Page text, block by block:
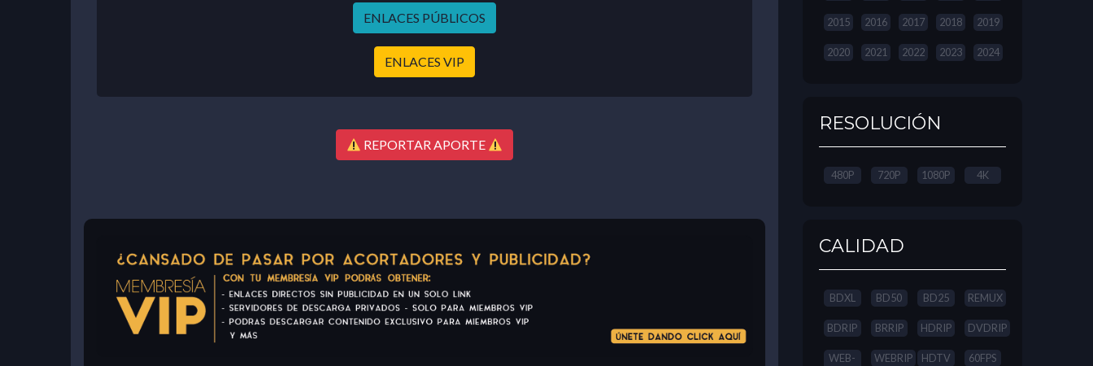
ENLACES PÚBLICOS
ENLACES VIP
REPORTAR APORTE
2015 2016 2017 2018 2019
2020 2021 2022 2023 2024
RESOLUCIÓN
480P 720P 1080P 4K
CALIDAD
BDXL BD50 BD25 REMUX
BDRIP BRRIP HDRIP DVDRIP
WEB-
WEBRIP HDTV 60FPS